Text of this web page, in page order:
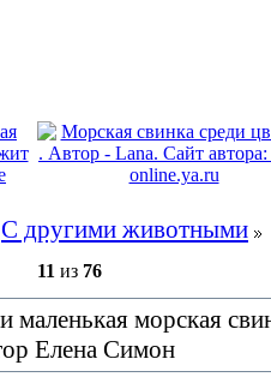
С другими животными
11 из 76